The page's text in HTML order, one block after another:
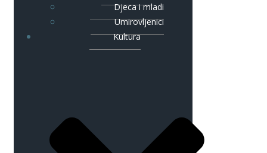
Djeca i mladi
Umirovljenici
Kultura